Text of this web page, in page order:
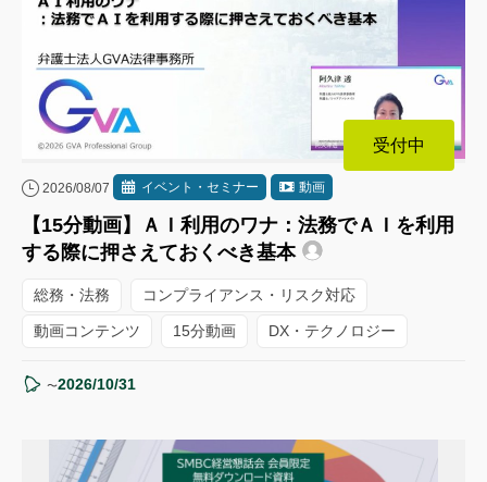
受付中
2026/08/07 イベント・セミナー 動画
【15分動画】ＡＩ利用のワナ：法務でＡＩを利用
する際に押さえておくべき基本
総務・法務 コンプライアンス・リスク対応
動画コンテンツ 15分動画 DX・テクノロジー
〜2026/10/31